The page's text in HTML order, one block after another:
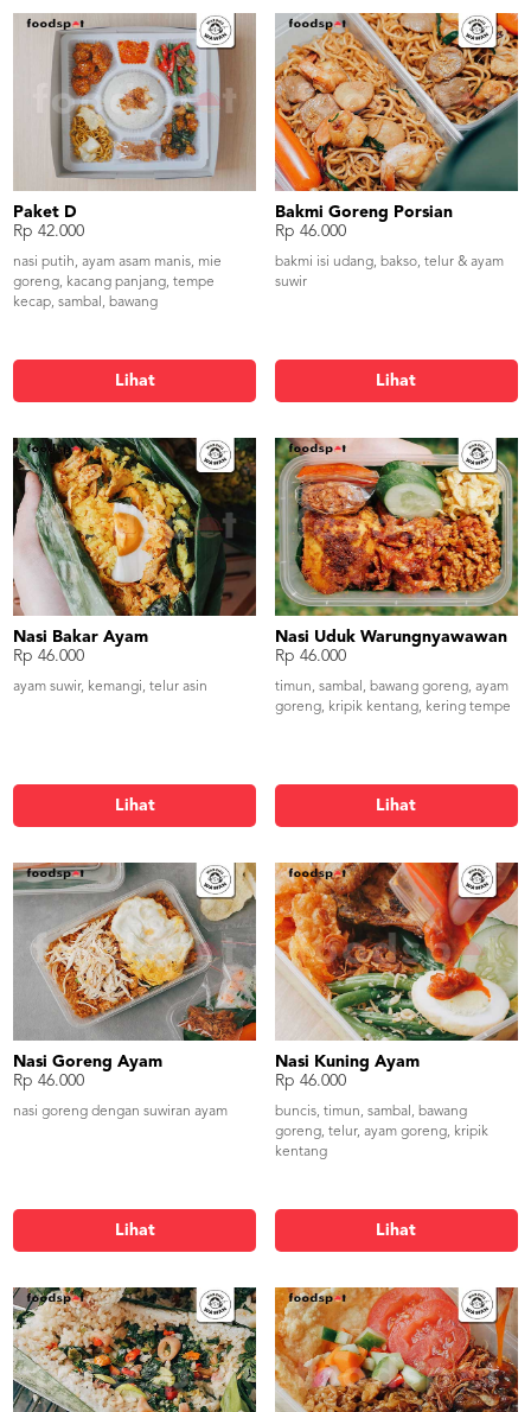
Paket D
Rp 42.000
nasi putih, ayam asam manis, mie
goreng, kacang panjang, tempe
kecap, sambal, bawang
Lihat
Bakmi Goreng Porsian
Rp 46.000
bakmi isi udang, bakso, telur & ayam
suwir
Lihat
Nasi Bakar Ayam
Rp 46.000
ayam suwir, kemangi, telur asin
Lihat
Nasi Uduk Warungnyawawan
Rp 46.000
timun, sambal, bawang goreng, ayam
goreng, kripik kentang, kering tempe
Lihat
Nasi Goreng Ayam
Rp 46.000
nasi goreng dengan suwiran ayam
Lihat
Nasi Kuning Ayam
Rp 46.000
buncis, timun, sambal, bawang
goreng, telur, ayam goreng, kripik
kentang
Lihat